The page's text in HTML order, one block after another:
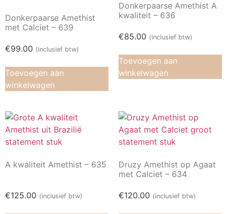
Donkerpaarse Amethist
met Calciet – 639
€99.00 (inclusief btw)
Toevoegen aan
winkelwagen
Donkerpaarse Amethist A
kwaliteit – 636
€85.00 (inclusief btw)
Toevoegen aan
winkelwagen
A kwaliteit Amethist – 635
€125.00 (inclusief btw)
Druzy Amethist op Agaat
met Calciet – 634
€120.00 (inclusief btw)